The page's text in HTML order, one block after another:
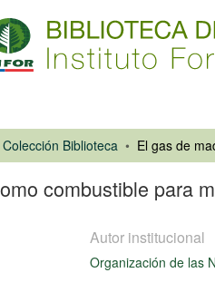
Colección Biblioteca
combustible para
Autor institucional
Organización de las